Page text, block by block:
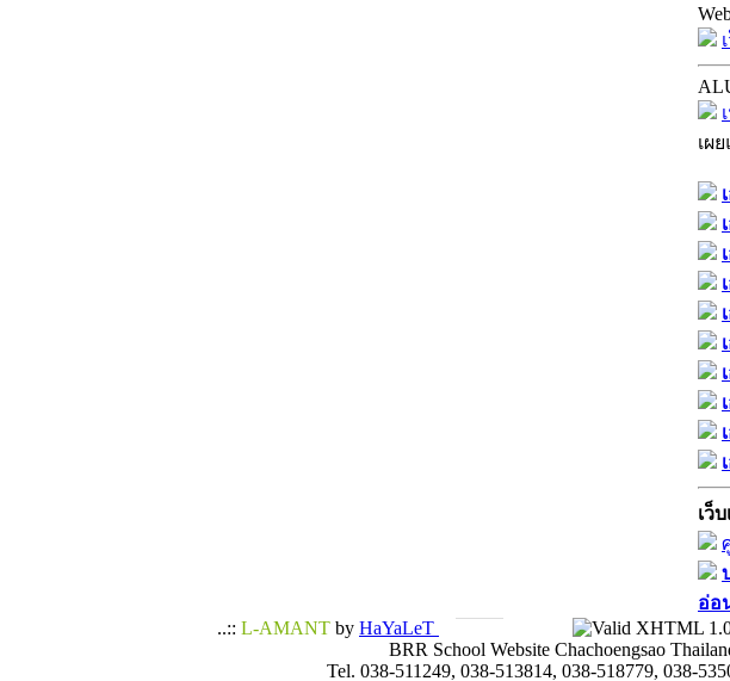
เผ
เว็
อ่อ
..:: L-AMANT by HaYaLeT
BRR School Website Chachoengsao
Tel. 038-511249, 038-513814, 038-518779, 038-